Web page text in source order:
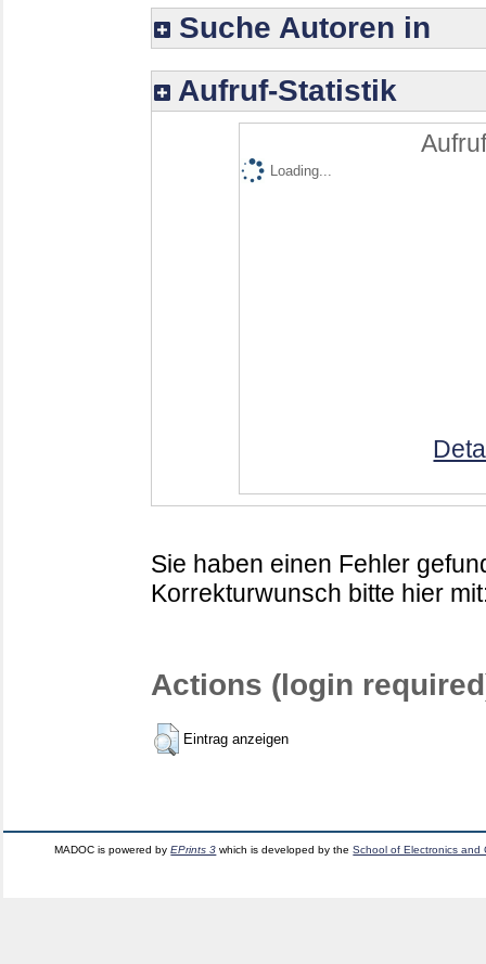
Suche Autoren in
Aufruf-Statistik
Loading...
Sie haben einen Fehler
Korrekturwunsch bitte hier
Actions (login
Eintrag anzeigen
MADOC is powered byEPrints 3 which is developed by theSchool of Electronics and